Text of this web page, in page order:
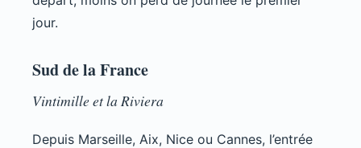
jour.
Sud de la France
Vintimille et la Riviera
Depuis Marseille, Aix, Nice ou Cannes, l’entrée